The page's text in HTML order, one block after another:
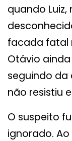
quando
facada fatal
Otávio
seguindo da
não resistiu
O suspeito
ignorado.